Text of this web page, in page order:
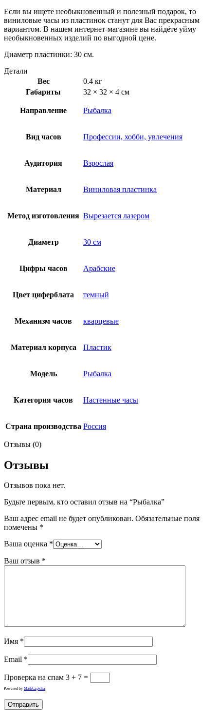
Если вы ищете необыкновенный и полезный подарок, то
виниловые часы из пластинок станут для Вас прекрасным
вариантом. В нашем интернет-магазине вы найдёте уйму
необыкновенных изделий по выгодной цене.
Диаметр пластинки: 30 см.
Детали
Вес
0.4 кг
Габариты
32 × 32 × 4 см
Направление Рыбалка
Вид часов Профессии, хобби, увлечения
Аудитория Взрослая
Материал Виниловая пластинка
Метод изготовления Вырезается лазером
Диаметр 30 см
Цифры часов Арабские
Цвет циферблата темный
Механизм часов кварцевые
Материал корпуса Пластик
Модель Рыбалка
Категория часов Настенные часы
Страна производства Россия
Отзывы (0)
Отзывы
Отзывов пока нет.
Будьте первым, кто оставил отзыв на “Рыбалка”
Ваш адрес email не будет опубликован. Обязательные поля
помечены *
Ваша оценка *
Ваш отзыв *
Имя *
Email *
Проверка на спам 3 + 7 =
Powered by MathCaptcha